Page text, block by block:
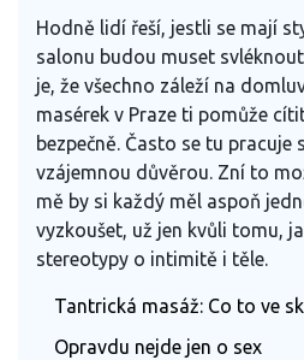
Hodně lidí řeší, jestli se mají
salonu budou muset
je, že všechno záleží na
masérek v Praze ti pomůže
bezpečně. Často se tu pracuje
vzájemnou důvěrou. Zní to
mě by si každý měl aspoň
vyzkoušet, už jen kvůli tomu,
stereotypy o intimitě i těle.
Tantrická masáž: Co to ve
Opravdu nejde jen o sex